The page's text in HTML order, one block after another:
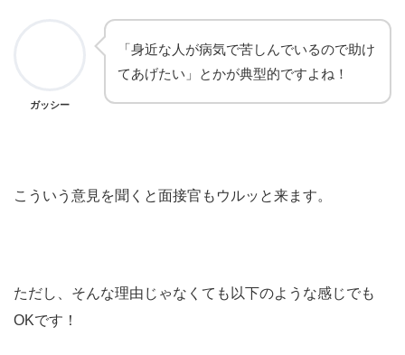
ガッシー
「身近な人が病気で苦しんでいるので助け
てあげたい」とかが典型的ですよね！
こういう意見を聞くと面接官もウルッと来ます。
ただし、そんな理由じゃなくても以下のような感じでも
OKです！